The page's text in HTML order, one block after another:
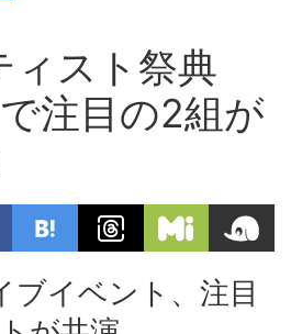
ィスト祭典
で注目の2組が
ブイベント、注目